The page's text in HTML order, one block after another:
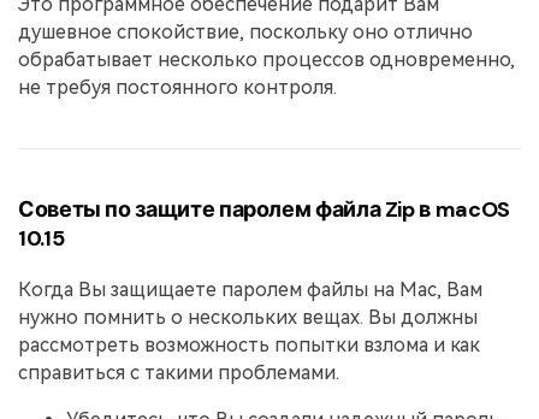
Это программное обеспечение подарит Вам
душевное спокойствие, поскольку оно отлично
обрабатывает несколько процессов одновременно,
не требуя постоянного контроля.
Советы по защите паролем файла Zip в macOS
10.15
Когда Вы защищаете паролем файлы на Mac, Вам
нужно помнить о нескольких вещах. Вы должны
рассмотреть возможность попытки взлома и как
справиться с такими проблемами.